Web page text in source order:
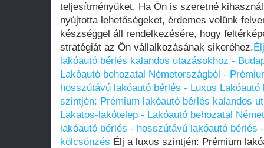
teljesítményüket. Ha Ön is szeretné
nyújtotta lehetőségeket, érdemes velünk
készséggel áll rendelkezésére, hogy
stratégiát az Ön vállalkozásának sikeréhez.
lakóautó bérlés kalandos utazásokhoz -
Lakóautó behozatal Németországból -
hosszútávú lakóautó bérlés - Luxus
szintjén: Prémium lakóautó bérlés kalandos
Lakatos-lakótelep - Lakóautó behozatal
lakóautó bérlés - hosszútávú lakóautó bérlés
kölcsönzés Élj a luxus szintjén: Prémium